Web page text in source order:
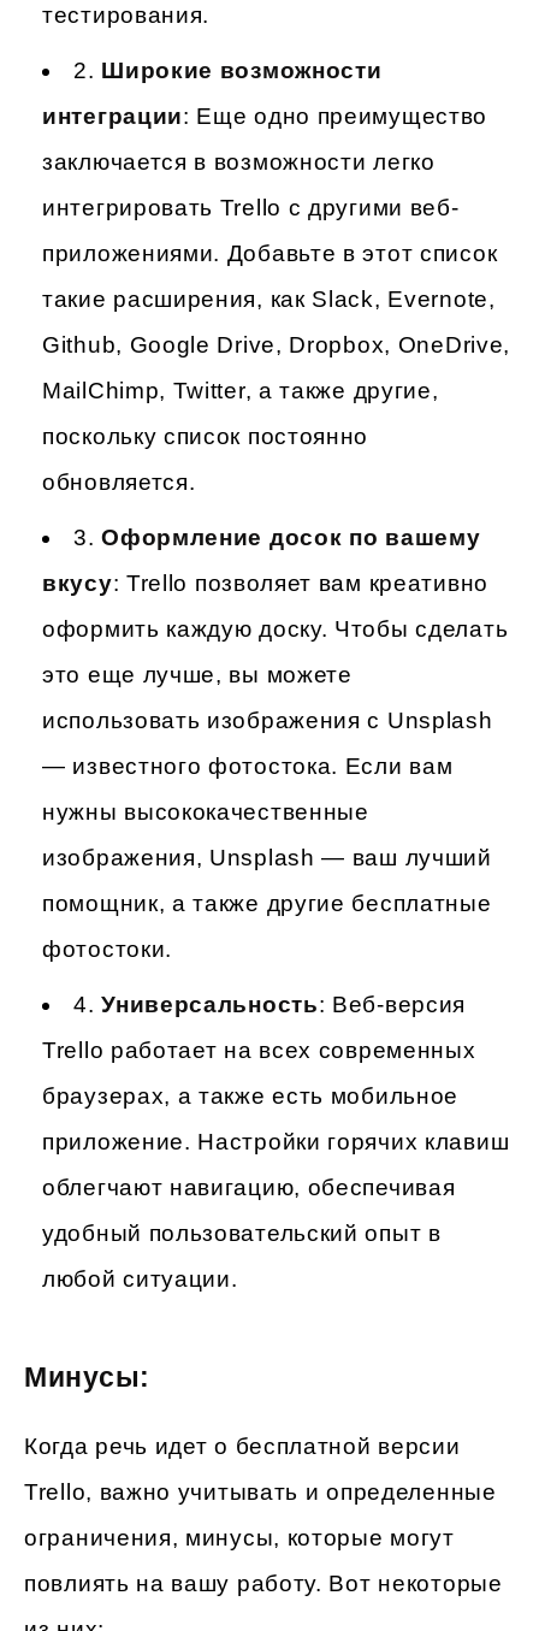
тестирования.
2. Широкие возможности
интеграции: Еще одно преимущество
заключается в возможности легко
интегрировать Trello с другими веб-
приложениями. Добавьте в этот список
такие расширения, как Slack, Evernote,
Github, Google Drive, Dropbox, OneDrive,
MailChimp, Twitter, а также другие,
поскольку список постоянно
обновляется.
3.Оформление досок по вашему
вкусу: Trello позволяет вам креативно
оформить каждую доску. Чтобы сделать
это еще лучше, вы можете
использовать изображения с Unsplash
— известного фотостока. Если вам
нужны высококачественные
изображения, Unsplash — ваш лучший
помощник, а также другие бесплатные
фотостоки.
4.Универсальность: Веб-версия
Trello работает на всех современных
браузерах, а также есть мобильное
приложение. Настройки горячих клавиш
облегчают навигацию, обеспечивая
удобный пользовательский опыт в
любой ситуации.
Минусы:
Когда речь идет о бесплатной версии
Trello, важно учитывать и определенные
ограничения, минусы, которые могут
повлиять на вашу работу. Вот некоторые